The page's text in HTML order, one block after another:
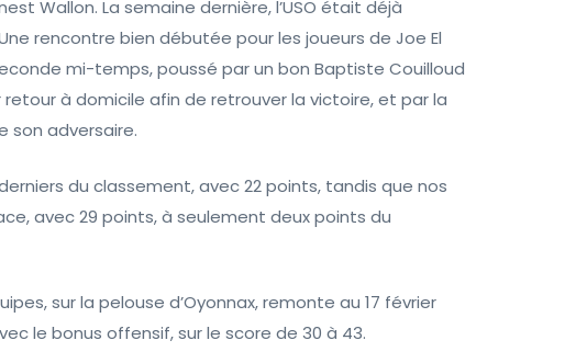
Wallon. La semaine dernière, l’USO était déjà
rencontre bien débutée pour les joueurs de Joe El
mi-temps, poussé par un bon Baptiste Couilloud
à domicile afin de retrouver la victoire, et par la
son adversaire.
du classement, avec 22 points, tandis que nos
avec 29 points, à seulement deux points du
sur la pelouse d’Oyonnax, remonte au 17 février
le bonus offensif, sur le score de 30 à 43.